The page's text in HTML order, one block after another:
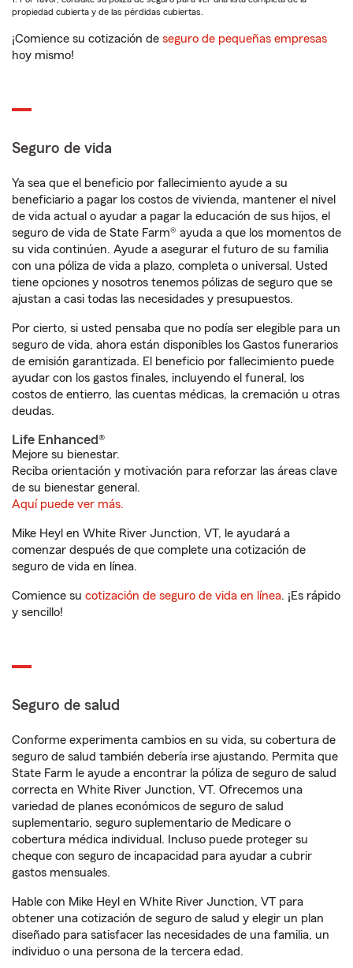
propiedad cubierta y de las pérdidas cubiertas.
¡Comience su cotización de seguro de pequeñas empresas
hoy mismo!
Seguro de vida
Ya sea que el beneficio por fallecimiento ayude a su
beneficiario a pagar los costos de vivienda, mantener el nivel
de vida actual o ayudar a pagar la educación de sus hijos, el
seguro de vida de State Farm® ayuda a que los momentos de
su vida continúen. Ayude a asegurar el futuro de su familia
con una póliza de vida a plazo, completa o universal. Usted
tiene opciones y nosotros tenemos pólizas de seguro que se
ajustan a casi todas las necesidades y presupuestos.
Por cierto, si usted pensaba que no podía ser elegible para un
seguro de vida, ahora están disponibles los Gastos funerarios
de emisión garantizada. El beneficio por fallecimiento puede
ayudar con los gastos finales, incluyendo el funeral, los
costos de entierro, las cuentas médicas, la cremación u otras
deudas.
Life Enhanced®
Mejore su bienestar.
Reciba orientación y motivación para reforzar las áreas clave
de su bienestar general.
Aquí puede ver más.
Mike Heyl en White River Junction, VT, le ayudará a
comenzar después de que complete una cotización de
seguro de vida en línea.
Comience su cotización de seguro de vida en línea. ¡Es rápido
y sencillo!
Seguro de salud
Conforme experimenta cambios en su vida, su cobertura de
seguro de salud también debería irse ajustando. Permita que
State Farm le ayude a encontrar la póliza de seguro de salud
correcta en White River Junction, VT. Ofrecemos una
variedad de planes económicos de seguro de salud
suplementario, seguro suplementario de Medicare o
cobertura médica individual. Incluso puede proteger su
cheque con seguro de incapacidad para ayudar a cubrir
gastos mensuales.
Hable con Mike Heyl en White River Junction, VT para
obtener una cotización de seguro de salud y elegir un plan
diseñado para satisfacer las necesidades de una familia, un
individuo o una persona de la tercera edad.